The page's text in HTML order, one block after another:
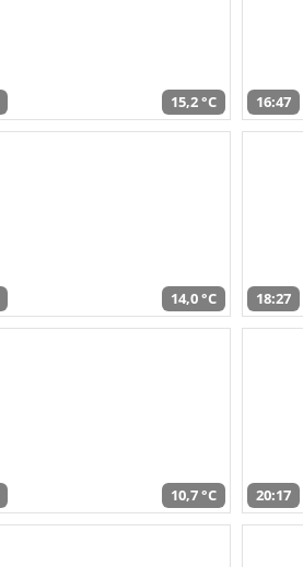
15,2 °C 16:47
14,0 °C 18:27
10,7 °C 20:17